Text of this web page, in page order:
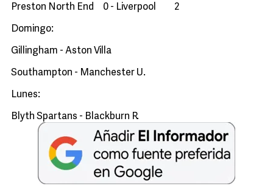
Preston North End 0 - Liverpool 2
Domingo:
Gillingham - Aston Villa
Southampton - Manchester U.
Lunes:
Blyth Spartans - Blackburn R.